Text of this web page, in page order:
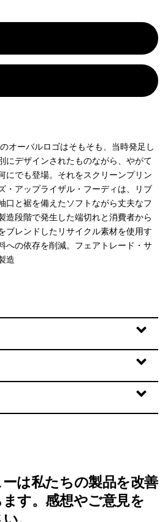
オーバルロゴはそもそも、当時発足し
にデザインされたものながら、やがて
にでも登場。それをスクリーンプリン
・アップライザル・フーディは、リブ
口と裾を備えたソフトながら丈夫なフ
造段階で発生した端切れと消費者から
ブレンドしたリサイクル素材を使用す
への依存を削減。フェアトレード・サ
造
は私たちの製品を改善
す。感想やご意見を